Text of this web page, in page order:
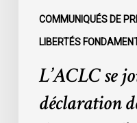
COMMUNIQUÉS DE
LIBERTÉS
l’adoption
L’ACLC se
déclaration